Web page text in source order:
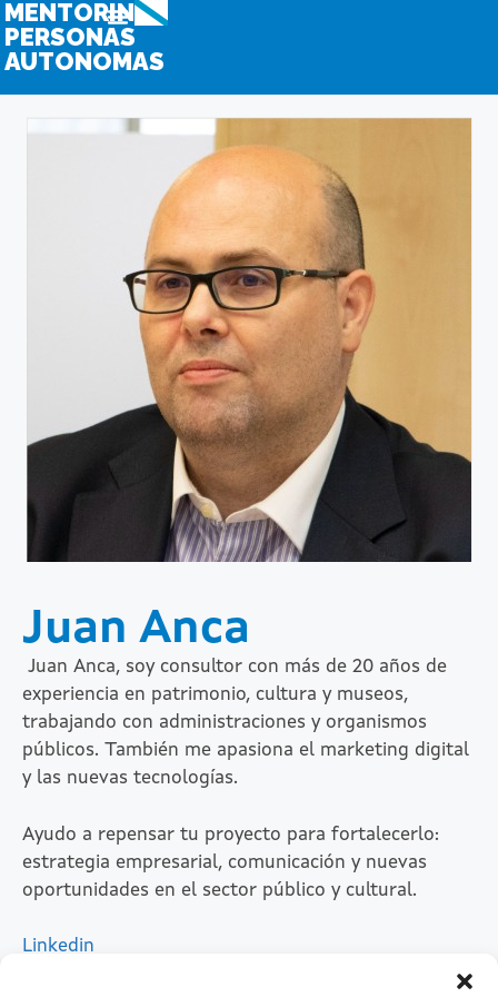
MENTORING
PERSONAS
AUTONOMAS
Juan Anca
Juan Anca, soy consultor con más de 20 años de
experiencia en patrimonio, cultura y museos,
trabajando con administraciones y organismos
públicos. También me apasiona el marketing digital
y las nuevas tecnologías.
Ayudo a repensar tu proyecto para fortalecerlo:
estrategia empresarial, comunicación y nuevas
oportunidades en el sector público y cultural.
Linkedin